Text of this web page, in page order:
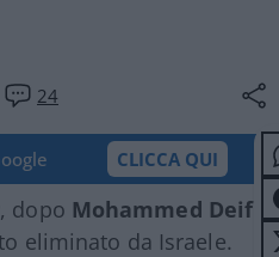
24
CLICCA QUI
, dopo Mohammed Deif
eliminato da Israele.